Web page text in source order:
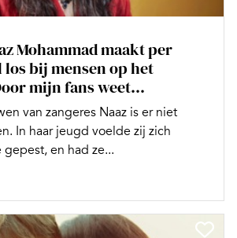
Mohammad maakt per
bij mensen op het
mijn fans weet...
van zangeres Naaz is er niet
In haar jeugd voelde zij zich
gepest, en had ze...